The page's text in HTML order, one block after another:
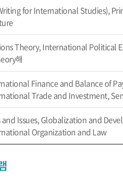
for International Studies),
Theory, International Political
해
Finance and Balance of
Trade and Investment,
Issues, Globalization and
Organization and Law